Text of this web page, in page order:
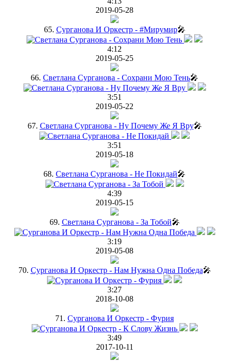
2019-05-28
65. Сурганова И Оркестр - #Мирумир🎤
4:12
2019-05-25
66. Светлана Сурганова - Сохрани Мою Тень🎤
3:51
2019-05-22
67. Светлана Сурганова - Ну Почему Же Я Вру🎤
3:51
2019-05-18
68. Светлана Сурганова - Не Покидай🎤
4:39
2019-05-15
69. Светлана Сурганова - За Тобой🎤
3:19
2019-05-08
70. Сурганова И Оркестр - Нам Нужна Одна Победа🎤
3:27
2018-10-08
71. Сурганова И Оркестр - Фурия
3:49
2017-10-11